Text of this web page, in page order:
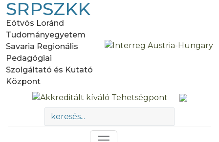
SRPSZKK
Eötvös Loránd
Tudományegyetem
Savaria Regionális
Pedagógiai
Szolgáltató és Kutató
Központ